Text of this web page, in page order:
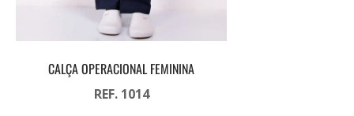
CALÇA OPERACIONAL FEMININA
REF. 1014